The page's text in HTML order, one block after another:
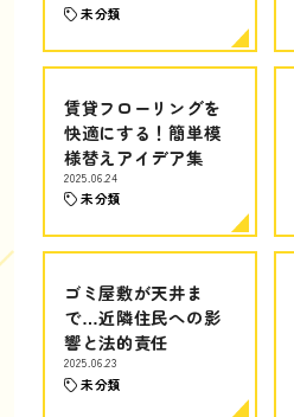
未分類
賃貸フローリングを
快適にする！簡単模
様替えアイデア集
2025.06.24
未分類
ゴミ屋敷が天井ま
で…近隣住民への影
響と法的責任
2025.06.23
未分類